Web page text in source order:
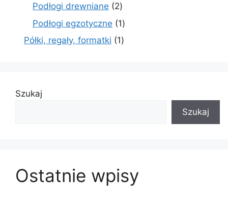
Podłogi drewniane 22
produkty
Podłogi egzotyczne 11
produkt
Półki, regały, formatki 11
Szukaj
Szukaj
Ostatnie wpisy